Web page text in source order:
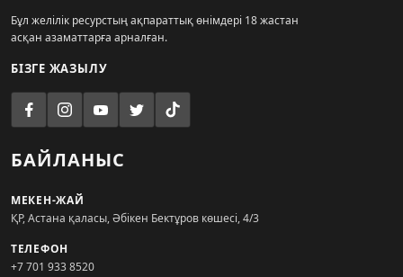
Бұл желілік ресурстың ақпараттық өнімдері 18 жастан
асқан азаматтарға арналған.
БІЗГЕ ЖАЗЫЛУ
БАЙЛАНЫС
МЕКЕН-ЖАЙ
ҚР, Астана қаласы, Әбікен Бектұров көшесі, 4/3
ТЕЛЕФОН
+7 701 933 8520